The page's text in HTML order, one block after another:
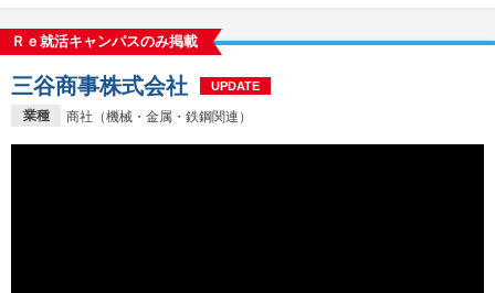
Ｒｅ就活キャンパスのみ掲載
業種 商社（機械・金属・鉄鋼関連）
三谷商事株式会社 UPDATE